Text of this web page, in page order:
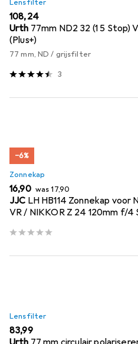
Lensfilter
EUR
108,24
Urth 77mm ND2 32 (1 5
(Plus+)
77 mm, ND / grijsfilter
3
−6%
Zonnekap
EUR
16,90 wasEUR
17,90
JJC LH HB114 Zonnekap
VR / NIKKOR Z 24 120mm f/4
Lensfilter
EUR
83,99